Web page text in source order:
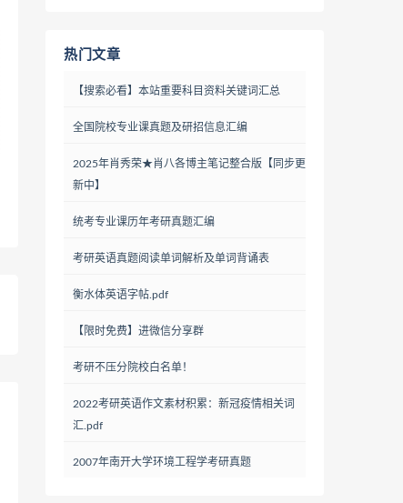
热门文章
【搜索必看】本站重要科目资料关键词汇总
全国院校专业课真题及研招信息汇编
2025年肖秀荣★肖八各博主笔记整合版【同步更
新中】
统考专业课历年考研真题汇编
考研英语真题阅读单词解析及单词背诵表
衡水体英语字帖.pdf
【限时免费】进微信分享群
考研不压分院校白名单！
2022考研英语作文素材积累：新冠疫情相关词
汇.pdf
2007年南开大学环境工程学考研真题